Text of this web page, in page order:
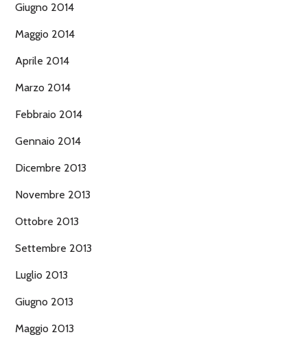
Giugno 2014
Maggio 2014
Aprile 2014
Marzo 2014
Febbraio 2014
Gennaio 2014
Dicembre 2013
Novembre 2013
Ottobre 2013
Settembre 2013
Luglio 2013
Giugno 2013
Maggio 2013